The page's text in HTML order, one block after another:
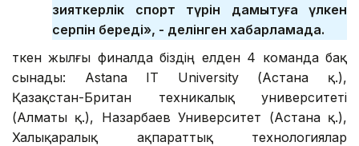
зияткерлік спорт түрін дамытуға үлкен
серпін береді», - делінген хабарламада.
Өткен жылғы финалда біздің елден 4 команда бақ
сынады: Astana IT University (Астана қ.),
Қазақстан-Британ техникалық университеті
(Алматы қ.), Назарбаев Университет (Астана қ.),
Халықаралық ақпараттық технологиялар